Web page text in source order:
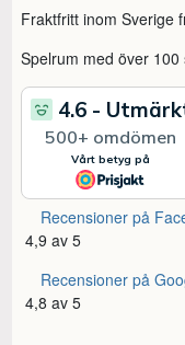
Fraktfritt inom Sverige
Spelrum med över
Recensioner på
4,9 av 5
Recensioner på
4,8 av 5